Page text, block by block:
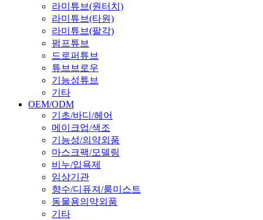
라미튜브(원터치)
라미튜브(타원)
라미튜브(팔각)
펌프튜브
드로퍼튜브
튜브브로우
기능성튜브
기타
OEM/ODM
기초/바디/헤어
메이크업/색조
기능성/의약외품
마스크팩/모델링
비누/입욕제
임상기관
향수/디퓨져/룸미스트
동물용의약외품
기타